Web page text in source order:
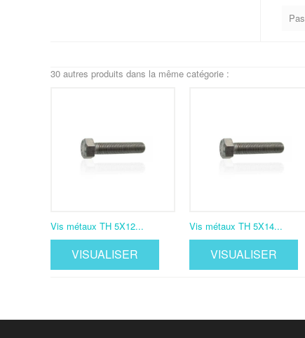
Pas
30 autres produits dans la même catégorie :
Vis métaux TH 5X12...
VISUALISER
Vis métaux TH 5X14...
VISUALISER